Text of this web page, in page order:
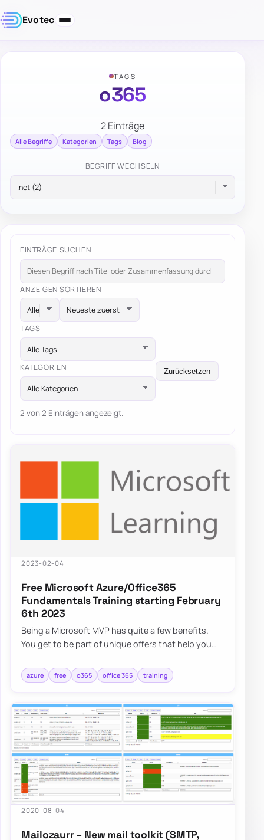
Evotec
TAGS
o365
2 Einträge
Alle Begriffe Kategorien Tags Blog
BEGRIFF WECHSELN
EINTRÄGE SUCHEN
ANZEIGEN SORTIEREN
TAGS
Alle Tags
KATEGORIEN
Alle Kategorien
Zurücksetzen
2 von 2 Einträgen angezeigt.
2023-02-04
Free Microsoft Azure/Office365
Fundamentals Training starting February
6th 2023
Being a Microsoft MVP has quite a few benefits.
You get to be part of unique offers that help you
azure free o365 office 365 training
2020-08-04
Mailozaurr – New mail toolkit (SMTP,